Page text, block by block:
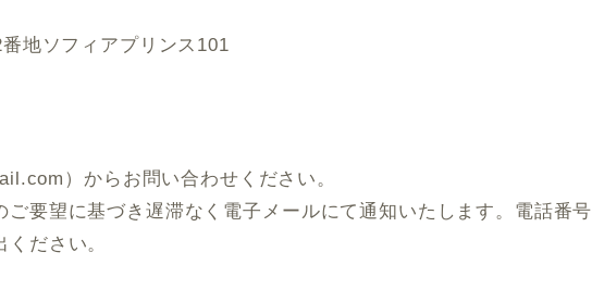
地ソフィアプリンス101
）からお問い合わせください。
要望に基づき遅滞なく電子メールにて通知いたします。電話番号
ださい。